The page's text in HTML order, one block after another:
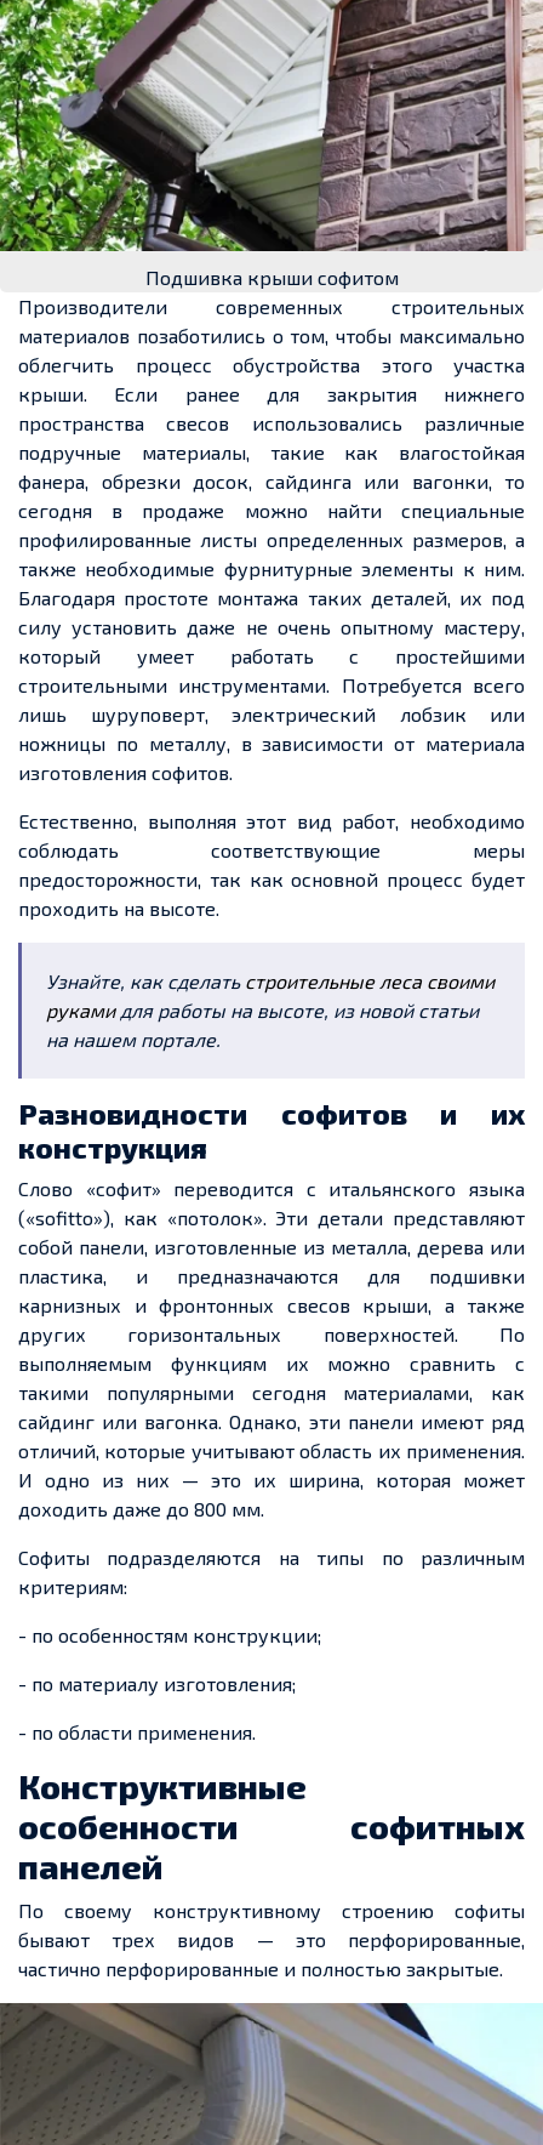
Подшивка крыши софитом
Производители современных строительных
материалов позаботились о том, чтобы максимально
облегчить процесс обустройства этого участка
крыши. Если ранее для закрытия нижнего
пространства свесов использовались различные
подручные материалы, такие как влагостойкая
фанера, обрезки досок, сайдинга или вагонки, то
сегодня в продаже можно найти специальные
профилированные листы определенных размеров, а
также необходимые фурнитурные элементы к ним.
Благодаря простоте монтажа таких деталей, их под
силу установить даже не очень опытному мастеру,
который умеет работать с простейшими
строительными инструментами. Потребуется всего
лишь шуруповерт, электрический лобзик или
ножницы по металлу, в зависимости от материала
изготовления софитов.
Естественно, выполняя этот вид работ, необходимо
соблюдать соответствующие меры
предосторожности, так как основной процесс будет
проходить на высоте.
Узнайте, как сделать строительные леса своими
рукамидля работы на высоте, из новой статьи
на нашем портале.
Разновидности софитов и их
конструкция
Слово «софит» переводится с итальянского языка
(«sofitto»), как «потолок». Эти детали представляют
собой панели, изготовленные из металла, дерева или
пластика, и предназначаются для подшивки
карнизных и фронтонных свесов крыши, а также
других горизонтальных поверхностей. По
выполняемым функциям их можно сравнить с
такими популярными сегодня материалами, как
сайдинг или вагонка. Однако, эти панели имеют ряд
отличий, которые учитывают область их применения.
И одно из них — это их ширина, которая может
доходить даже до 800 мм.
Софиты подразделяются на типы по различным
критериям:
- по особенностям конструкции;
- по материалу изготовления;
- по области применения.
Конструктивные
особенности софитных
панелей
По своему конструктивному строению софиты
бываюттрех видов — это перфорированные,
частично перфорированные и полностью закрытые.